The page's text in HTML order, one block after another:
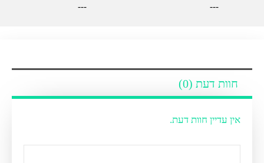
---
---
חוות דעת (0)
אין עדיין חוות דעת.